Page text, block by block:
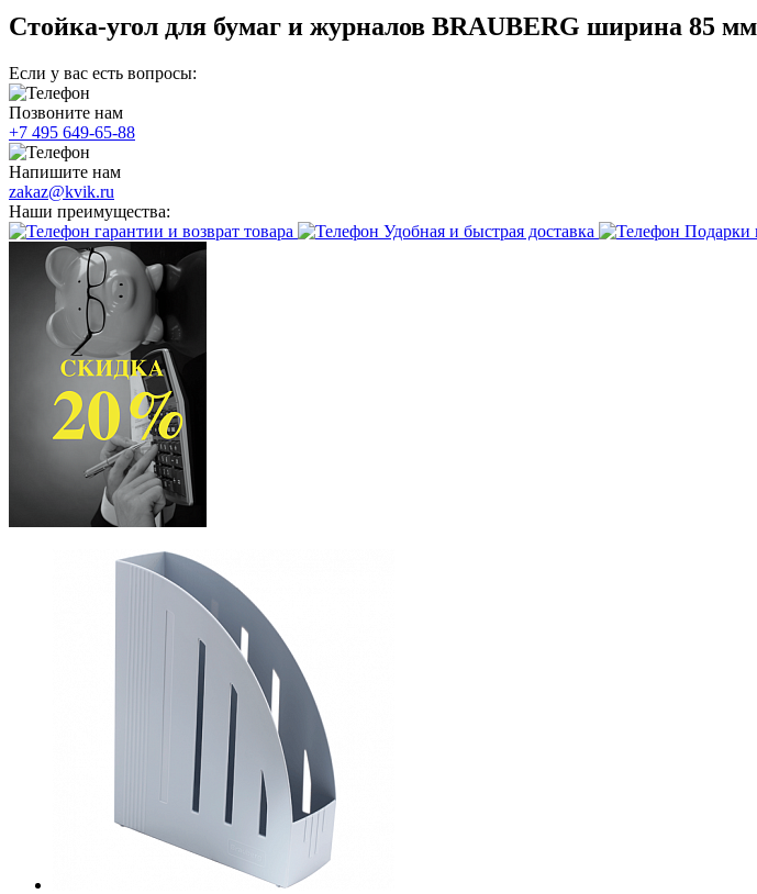
Стойка-угол для бумаг и журналов BRAUBERG ширина 85
Если у вас есть вопросы:
Позвоните нам
+7 495 649-65-88
Напишите нам
zakaz@kvik.ru
Наши преимущества:
гарантии и возврат товара
Удобная и быстрая доставка Подарки